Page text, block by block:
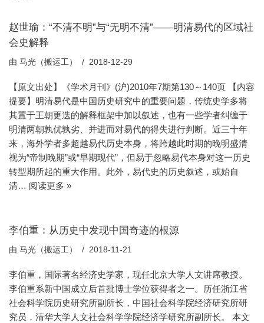
赵世瑜：“不清不明”与“无明不清”——明清易代的区域社
会史解释
由 马光（搬运工） 2018-12-29
【原文出处】《学术月刊》(沪)2010年7期第130～140页 【内容
提要】明清易代是中国历史研究中的重要问题，传统史学多将
其置于王朝更迭的解释框架中加以叙述，也有一些学者纠缠于
明清两朝孰优孰劣、并进而对易代的得失进行判断。近三十年
来，海外学者多超越易代历史本身，将跨越此时期的晚明盛清
视为“帝制晚期”或“早期现代”，但易于忽略易代本身对这一历史
转型期所起的重大作用。此外，易代史的历史叙述，或始自
清… 阅读更多 »
李伯重：从历史中发现中国奇迹的根源
由 马光（搬运工） 2018-11-21
李伯重，国际著名经济史学家，现任北京大学人文讲席教授。
李伯重系新中国成立后首批博士学位获得者之一。历任浙江省
社会科学院历史研究所副所长，中国社会科学院经济研究所研
究员，清华大学人文社会科学学院经济学研究所副所长。 本文